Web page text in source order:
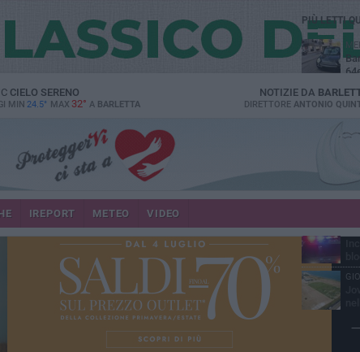
CIELO SERENO
MIN 24.5° MAX 32° A BARLETTA
NOTIZIE DA
DIRETTORE ANTONIO
IREPORT METEO VIDEO
PIÙ LETTI
Il
separavano